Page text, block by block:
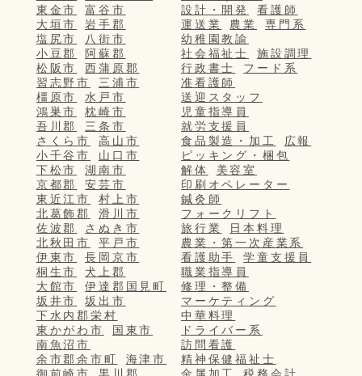
東金市
富谷市
大垣市
岩手郡
塩尻市
八街市
小豆郡
阿蘇郡
松阪市
西蒲原郡
習志野市
三浦市
橿原市
水戸市
鴻巣市
枕崎市
吾川郡
三条市
さくら市
高山市
小千谷市
山口市
下松市
湖南市
京都郡
安芸市
東近江市
村上市
北葛飾郡
滑川市
佐波郡
さぬき市
北秋田市
平戸市
伊東市
長岡京市
桐生市
犬上郡
大館市
伊達郡国見町
坂井市
坂出市
下水内郡栄村
東かがわ市
国東市
南魚沼市
余市郡余市町
海津市
設計・開発
看護師
運送業
農業
専門系
幼稚園教諭
社会福祉士
施設調理
行政書士
フード系
准看護師
送迎スタッフ
児童指導員
就労支援員
食品製造・加工
広報
ピッキング・梱包
解体
美容室
印刷オペレーター
鍼灸師
フォークリフト
旅行業
日本料理
農業・第一次産業系
看護助手
学童支援員
職業指導員
修理・整備
マーケティング
中華料理
ドライバー系
訪問看護
精神保健福祉士